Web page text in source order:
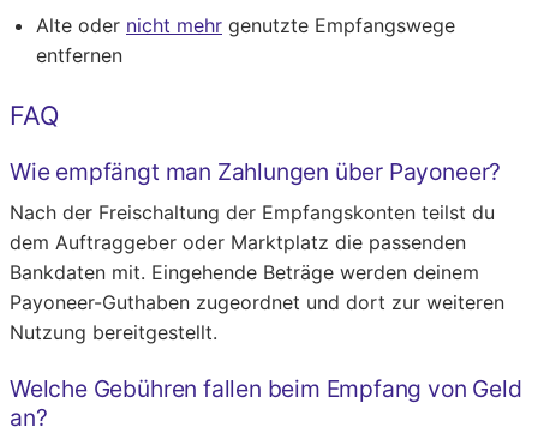
Alte oder nicht mehr genutzte Empfangswege
entfernen
FAQ
Wie empfängt man Zahlungen über Payoneer?
Nach der Freischaltung der Empfangskonten teilst du
dem Auftraggeber oder Marktplatz die passenden
Bankdaten mit. Eingehende Beträge werden deinem
Payoneer-Guthaben zugeordnet und dort zur weiteren
Nutzung bereitgestellt.
Welche Gebühren fallen beim Empfang von Geld
an?